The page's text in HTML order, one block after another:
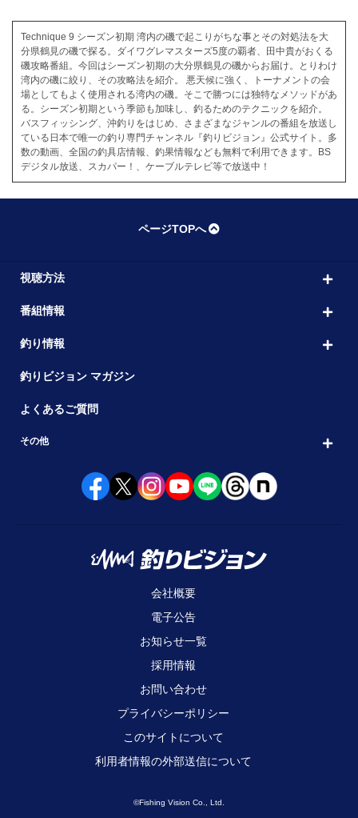
Technique 9 シーズン初期 湾内の磯で起こりがちな事とその対処法を大
分県鶴見の磯で探る。ダイワグレマスターズ5度の覇者、田中貴がおくる
磯攻略番組。今回はシーズン初期の大分県鶴見の磯からお届け。とりわけ
湾内の磯に絞り、その攻略法を紹介。 悪天候に強く、トーナメントの会
場としてもよく使用される湾内の磯。そこで勝つには独特なメソッドがあ
る。シーズン初期という季節も加味し、釣るためのテクニックを紹介。
バスフィッシング、沖釣りをはじめ、さまざまなジャンルの番組を放送し
ている日本で唯一の釣り専門チャンネル『釣りビジョン』公式サイト。多
数の動画、全国の釣具店情報、釣果情報なども無料で利用できます。BS
デジタル放送、スカパー！、ケーブルテレビ等で放送中！
ページTOPへ
視聴方法
番組情報
釣り情報
釣りビジョン マガジン
よくあるご質問
その他
会社概要
電子公告
お知らせ一覧
採用情報
お問い合わせ
プライバシーポリシー
このサイトについて
利用者情報の外部送信について
©Fishing Vision Co., Ltd.